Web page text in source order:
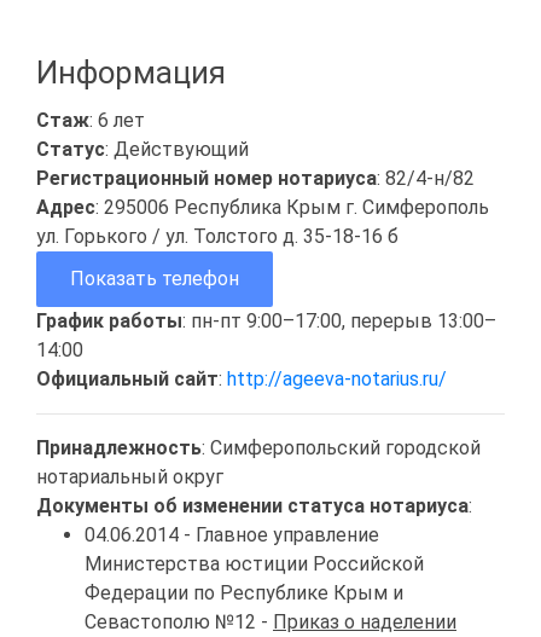
Информация
Стаж: 6 лет
Статус: Действующий
Регистрационный номер нотариуса: 82/4-н/82
Адрес: 295006 Республика Крым г. Симферополь
ул. Горького / ул. Толстого д. 35-18-16 б
Показать телефон
График работы: пн-пт 9:00–17:00, перерыв 13:00–
14:00
Официальный сайт: http://ageeva-notarius.ru/
Принадлежность: Симферопольский городской
нотариальный округ
Документы об изменении статуса нотариуса:
04.06.2014 - Главное управление
Министерства юстиции Российской
Федерации по Республике Крым и
Севастополю №12 - Приказ о наделении